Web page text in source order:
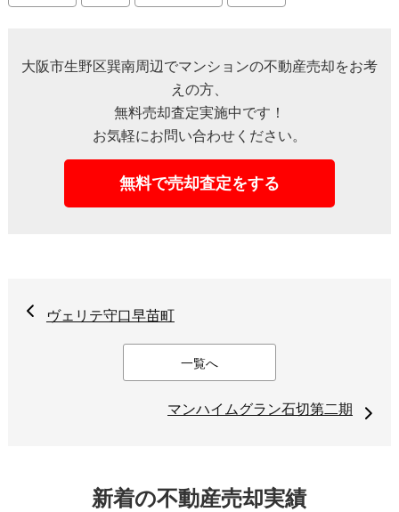
大阪市生野区巽南周辺でマンションの不動産売却をお考
えの方、
無料売却査定実施中です！
お気軽にお問い合わせください。
無料で売却査定をする
ヴェリテ守口早苗町
一覧へ
マンハイムグラン石切第二期
新着の不動産売却実績